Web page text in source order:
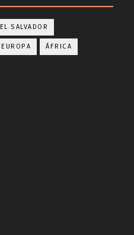
EL SALVADOR
EUROPA ÁFRICA